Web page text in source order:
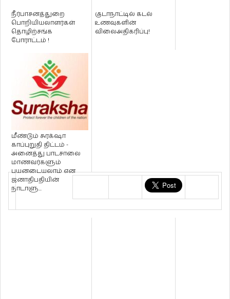
நீர்பாசனத்துறை
பொறியியலாளர்கள்
தொழிற்சங்க
போராட்டம் !
குடாநாட்டில் கடல்
உணவுகளின்
விலைஅதிகரிப்பு!
மீண்டும் சுரக்‌ஷா
காப்புறுதி திட்டம் -
அனைத்து பாடசாலை
மாணவர்களும்
பயனடையலாம் என
ஜனாதிபதியின்
நாடாளு...